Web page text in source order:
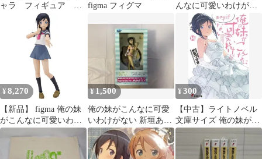
ャラ フィギュア 俺
の妹がこんなに可愛い
わけがない
figma フィグマ
んなに可愛いわけがな
い(13) あやせif 上 (電撃
文庫) 伏見 つかさ; かん
ざき ひろ_07
¥ 8,270
【新品】 figma 俺の妹
がこんなに可愛いわけ
がない 新垣あやせ 1
¥1,500
俺の妹がこんなに可愛
いわけがない 新垣あや
せ フィギュア ラッキー
くじ
¥300
【中古】ライトノベル
文庫サイズ 俺の妹がこ
んなに可愛いわけがな
い あやせif 下(14) / 伏
見つかさ